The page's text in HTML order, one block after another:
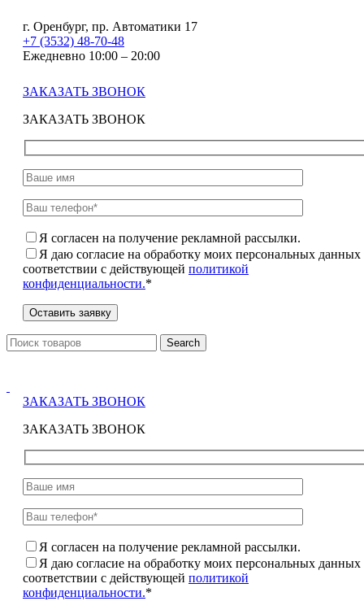
г. Оренбург, пр. Автоматики 17
+7 (3532) 48-70-48
Ежедневно 10:00 – 20:00
ЗАКАЗАТЬ ЗВОНОК
ЗАКАЗАТЬ ЗВОНОК
Я согласен на получение рекламной рассылки.
Я даю согласие на обработку моих персональных данных
соответствии с действующей политикой
конфиденциальности.*
Search
ЗАКАЗАТЬ ЗВОНОК
ЗАКАЗАТЬ ЗВОНОК
Я согласен на получение рекламной рассылки.
Я даю согласие на обработку моих персональных данных
соответствии с действующей политикой
конфиденциальности.*